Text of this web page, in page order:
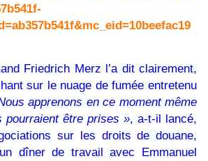
Friedrich Merz l’a dit clairement,
sur le nuage de fumée entretenu
apprenons en ce moment même
pourraient être prises », a-t-il lancé,
sur les droits de douane,
dîner de travail avec Emmanuel